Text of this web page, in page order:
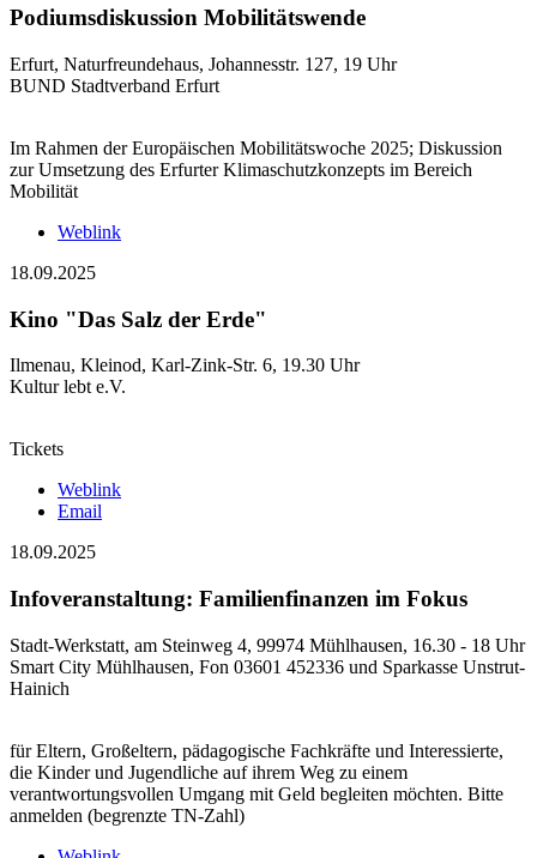
Podiumsdiskussion Mobilitätswende
Erfurt, Naturfreundehaus, Johannesstr. 127, 19 Uhr
BUND Stadtverband Erfurt
Im Rahmen der Europäischen Mobilitätswoche 2025; Diskussion
zur Umsetzung des Erfurter Klimaschutzkonzepts im Bereich
Mobilität
Weblink
18.09.2025
Kino "Das Salz der Erde"
Ilmenau, Kleinod, Karl-Zink-Str. 6, 19.30 Uhr
Kultur lebt e.V.
Tickets
Weblink
Email
18.09.2025
Infoveranstaltung: Familienfinanzen im Fokus
Stadt-Werkstatt, am Steinweg 4, 99974 Mühlhausen, 16.30 - 18 Uhr
Smart City Mühlhausen, Fon 03601 452336 und Sparkasse Unstrut-
Hainich
für Eltern, Großeltern, pädagogische Fachkräfte und Interessierte,
die Kinder und Jugendliche auf ihrem Weg zu einem
verantwortungsvollen Umgang mit Geld begleiten möchten. Bitte
anmelden (begrenzte TN-Zahl)